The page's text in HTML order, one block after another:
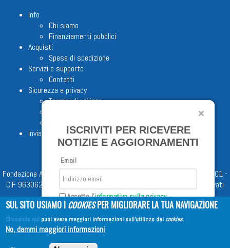
Info
Chi siamo
Finanziamenti pubblici
Acquisti
Spese di spedizione
Servizi e supporto
Contatti
Sicurezza e privacy
Termini di utilizzo
Invia proposta editoriale
Fondazione Apostolicam Actuositatem ETS © 2023 - P.I. 05398481001 -
C.F 96306220581 - REA 888781 del 23/02/98 - Tutti i diritti riservati
ISCRIVITI PER RICEVERE
NOTIZIE E AGGIORNAMENTI
Email
Accetto l'informativa sulla privacy
Iscriviti
SUL SITO USIAMO I COOKIESPER MIGLIORARE LA TUA NAVIGAZIONE
Cliccando qui puoi avere maggiori informazioni sull'utilizzo dei cookies.
No, dammi maggiori informazioni